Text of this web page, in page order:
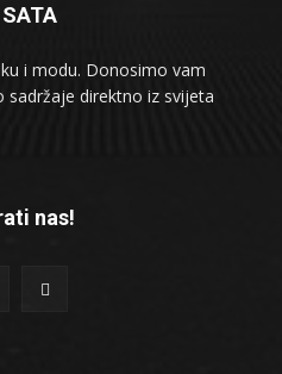
i modu. Donosimo vam
sadržaje direktno iz svijeta
nas!